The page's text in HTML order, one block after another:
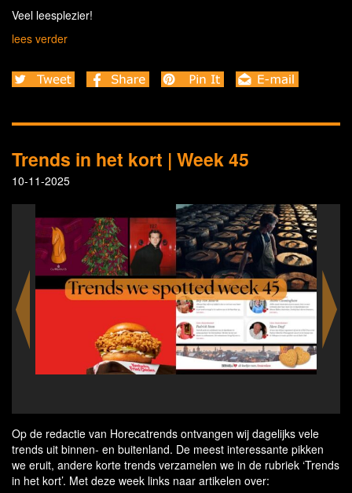
Veel leesplezier!
lees verder
Trends in het kort | Week 45
10-11-2025
Op de redactie van Horecatrends ontvangen wij dagelijks vele
trends uit binnen- en buitenland. De meest interessante pikken
we eruit, andere korte trends verzamelen we in de rubriek ‘Trends
in het kort’. Met deze week links naar artikelen over: